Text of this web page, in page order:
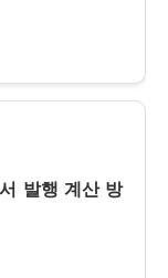
발행 계산 방